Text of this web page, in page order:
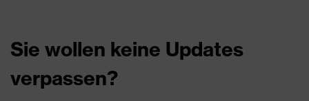
Sie wollen keine Updates
verpassen?